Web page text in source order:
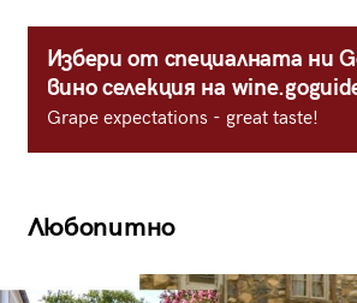
Избери от специалната ни
вино селекция на
Grape expectations - great taste!
Любопитно